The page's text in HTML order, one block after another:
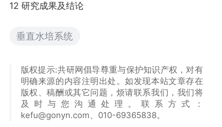
12 研究成果及结论
垂直水培系统
版权提示:共研网倡导尊重与保护知识产权，对有
明确来源的内容注明出处。如发现本站文章存在
版权、稿酬或其它问题，烦请联系我们，我们将
及时与您沟通处理。联系方式：
kefu@gonyn.com、010-69365838。